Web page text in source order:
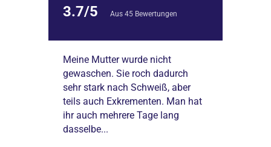
3.7/5 Aus 45 Bewertungen
Meine Mutter wurde nicht
gewaschen. Sie roch dadurch
sehr stark nach Schweiß, aber
teils auch Exkrementen. Man hat
ihr auch mehrere Tage lang
dasselbe...